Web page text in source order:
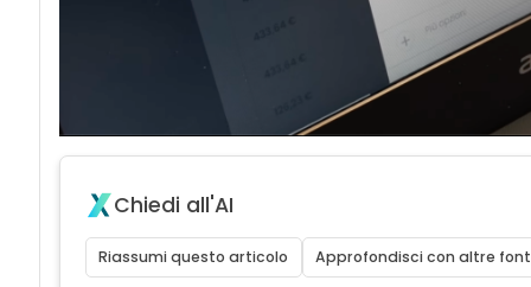
Chiedi all'AI
Riassumi questo articolo Approfondisci con altre